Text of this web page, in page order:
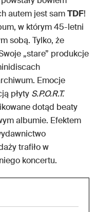
autem jest samTDF!
w którym 45-letni
sobą. Tylko, że
„stare” produkcje
Emocje
płyty S.P.O.R.T.
dotąd beaty
albumie. Efektem
trafiło w
koncertu.